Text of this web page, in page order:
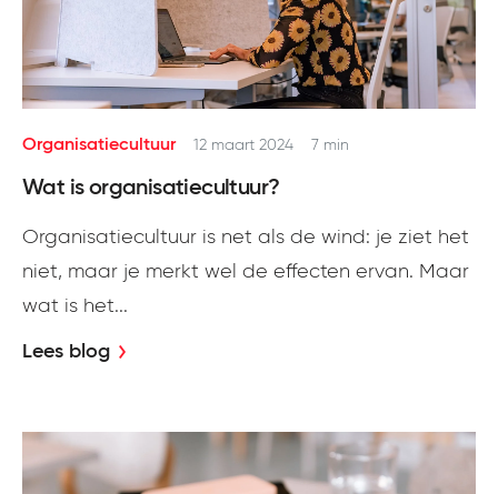
Organisatiecultuur 12 maart 2024 7 min
Wat is organisatiecultuur?
Organisatiecultuur is net als de wind: je ziet het
niet, maar je merkt wel de effecten ervan. Maar
wat is het...
Lees blog